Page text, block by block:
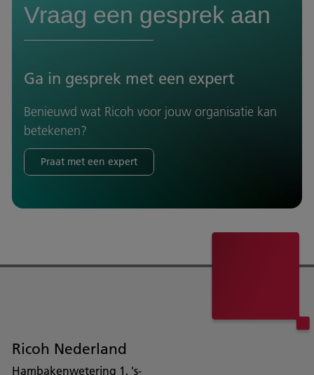
Vraag een gesprek aan
Ga in gesprek met een expert
Benieuwd wat Ricoh voor jouw organisatie kan
betekenen?
Praat met een expert
Ricoh Nederland
Hambakenwetering 1, 's-